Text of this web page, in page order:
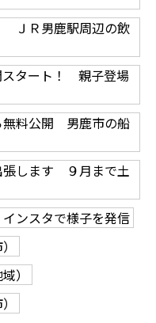
ＪＲ男鹿駅周辺の飲
スタート！ 親子登場
無料公開 男鹿市の船
張します ９月まで土
ンスタで様子を発信
）